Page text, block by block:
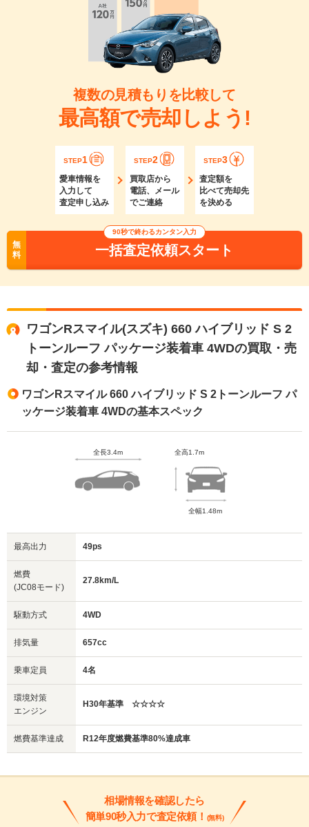
複数の見積もりを比較して
最高額で売却しよう!
STEP1
愛車情報を
入力して
査定申し込み
STEP2
買取店から
電話、メール
でご連絡
STEP3
査定額を
比べて売却先
を決める
無
料
90秒で終わるカンタン入力
一括査定依頼スタート
ワゴンRスマイル(スズキ) 660 ハイブリッド S 2
トーンルーフ パッケージ装着車 4WDの買取・売
却・査定の参考情報
ワゴンRスマイル 660 ハイブリッド S 2トーンルーフ パ
ッケージ装着車 4WDの基本スペック
全長3.4m 全高1.7m
全幅1.48m
最高出力 49ps
燃費
(JC08モード)
27.8km/L
駆動方式 4WD
排気量 657cc
乗車定員 4名
環境対策
エンジン
H30年基準 ☆☆☆☆
燃費基準達成 R12年度燃費基準80%達成車
相場情報を確認したら
簡単90秒入力で査定依頼！ (無料)